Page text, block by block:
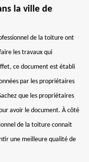
la ville de
de la toiture ont
les travaux qui
ce document est établi
par les propriétaires
que les propriétaires
avoir le document. À côté
de la toiture connait
une meilleure qualité de